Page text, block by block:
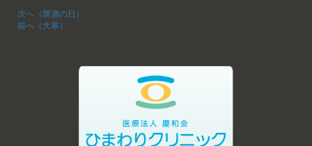
次へ（禁酒の日）
前へ（大寒）